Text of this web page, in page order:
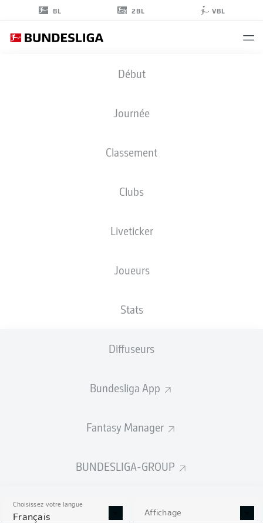
BL 2BL VBL
Début
Journée
Classement
Clubs
Liveticker
Joueurs
Stats
Diffuseurs
Bundesliga App
Fantasy Manager
BUNDESLIGA-GROUP
Choisissez votre langue
Français Affichage
STATS DE LA SAISON
2026/2027